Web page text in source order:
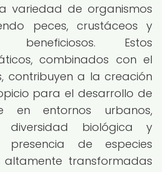
variedad de organismos
peces, crustáceos y
beneficiosos. Estos
combinados con el
contribuyen a la creación
para el desarrollo de
en entornos urbanos,
diversidad biológica y
presencia de especies
transformadas